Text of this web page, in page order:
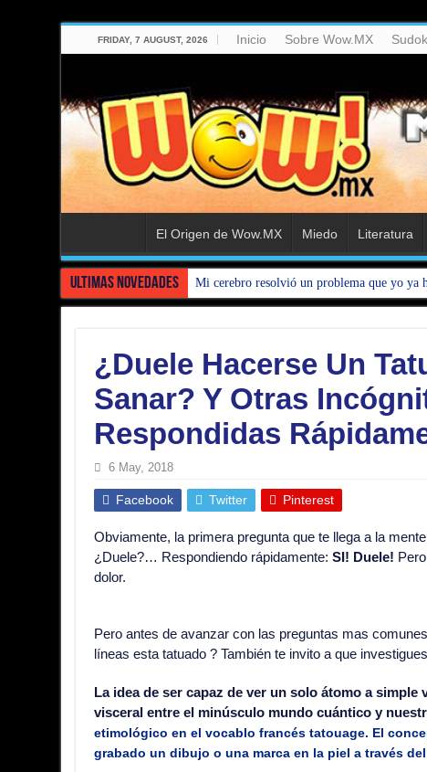
FRIDAY, 7 AUGUST, 2026 Inicio Sobre Wow.MX
El Origen de Wow.MX Miedo Literatura
Ultimas Novedades Mi cerebro resolvió un problema que yo ya
¿Duele Hacerse Un
Sanar? Y Otras
Respondidas
6 May, 2018
Facebook Twitter Pinterest
Obviamente, la primera pregunta que te llega a la
¿Duele?… Respondiendo rápidamente:SI! Duele!
dolor.
Pero antes de avanzar con las preguntas mas
líneas esta tatuado ? También te invito a que
La idea de ser capaz de ver un solo átomo a
visceral entre el minúsculo mundo cuántico y
etimológico en el vocablo francés tatouage. El
grabado un dibujo o una marca en la piel a través